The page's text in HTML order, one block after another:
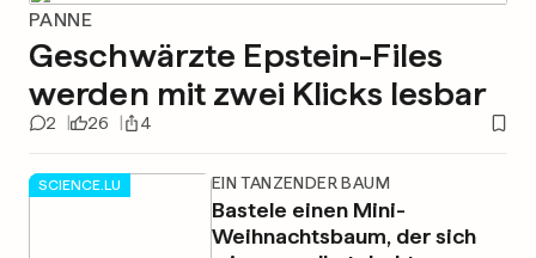
PANNE
Geschwärzte Epstein-Files
werden mit zwei Klicks lesbar
2 26 4
SCIENCE.LU EIN TANZENDER BAUM
Bastele einen Mini-
Weihnachtsbaum, der sich